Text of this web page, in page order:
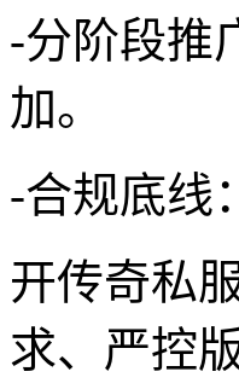
-分阶段推
加。
-合规底线
开传奇私
求、严控